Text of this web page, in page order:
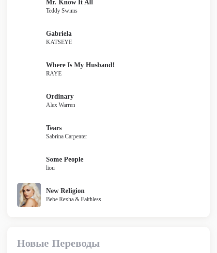
Mr. Know It All
Teddy Swims
Gabriela
KATSEYE
Where Is My Husband!
RAYE
Ordinary
Alex Warren
Tears
Sabrina Carpenter
Some People
liou
New Religion
Bebe Rexha & Faithless
Новые Переводы